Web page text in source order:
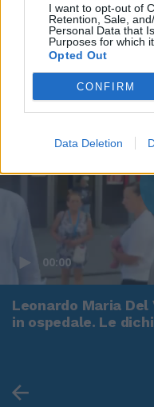
I want to opt-out of
Retention, Sale,
Personal Data that
Purposes for which
Opted Out
CONFIRM
Data Deletion
00:00
Leonardo Maria
in ospedale. Le